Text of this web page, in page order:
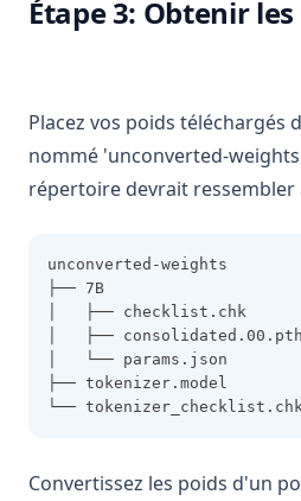
Étape 3: Obtenir
Placez vos poids téléchargés
nommé 'unconverted-
répertoire devrait ressembler
unconverted-weights
├── 7B
│   ├── checklist.chk
│   ├── consolidated.00.pth
│   └── params.json
├── tokenizer.model
└──
Convertissez les poids d'un